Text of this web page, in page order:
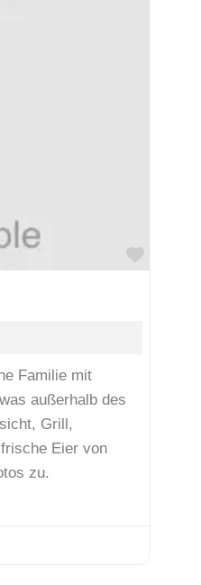
Favorit
Familie mit
außerhalb des
Grill,
Eier von
zu.